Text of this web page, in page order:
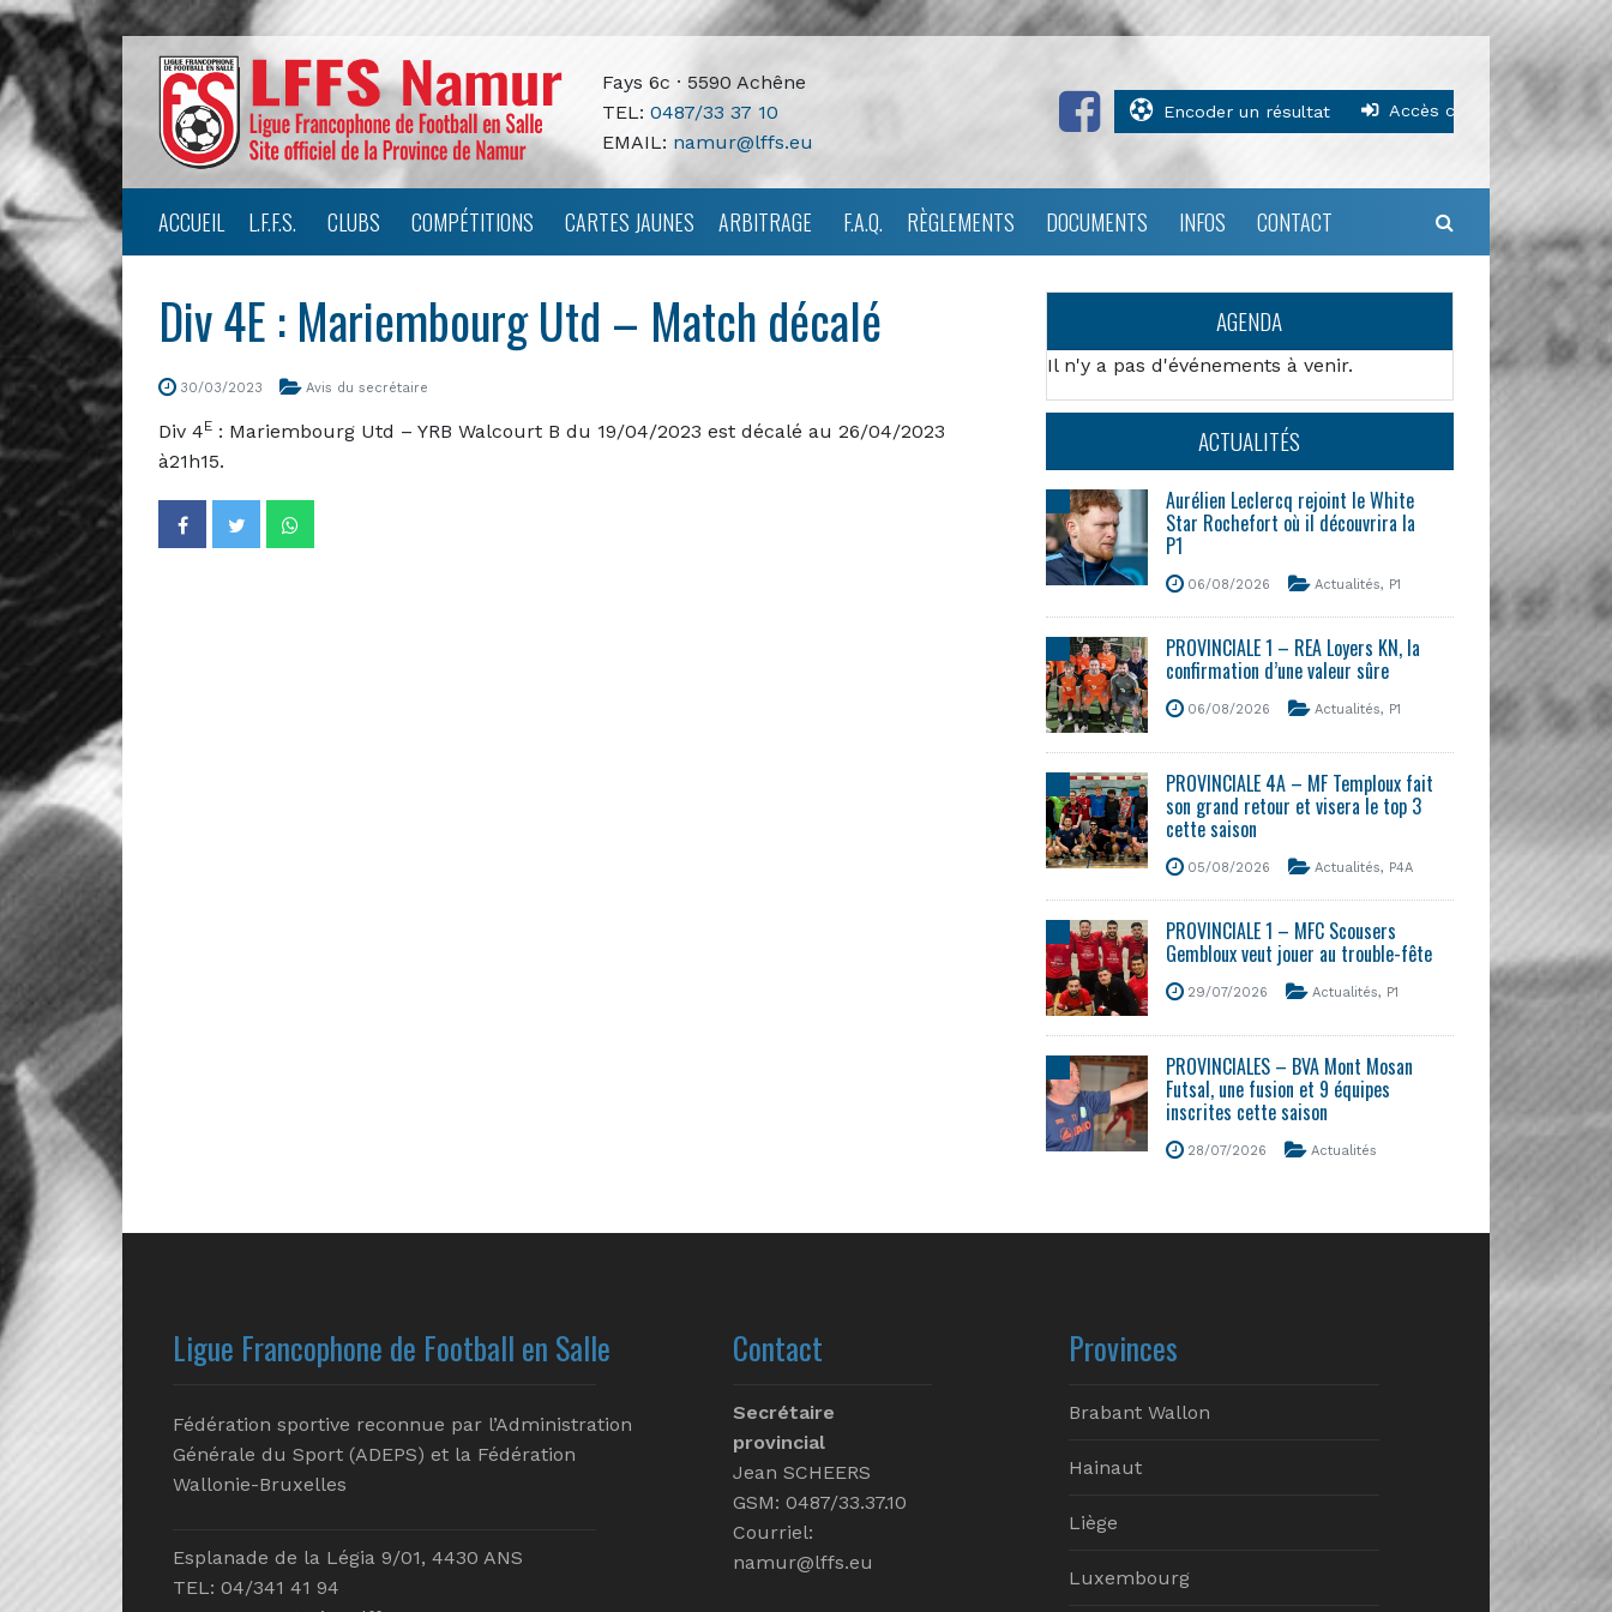
Fays 6c · 5590 Achêne
TEL: 0487/33 37 10
EMAIL: namur@lffs.eu
Encoder un résultat Accès clubs
ACCUEIL L.F.F.S. CLUBS COMPÉTITIONS CARTES JAUNES ARBITRAGE F.A.Q. RÈGLEMENTS DOCUMENTS INFOS CONTACT
Div 4E : Mariembourg Utd – Match décalé
30/03/2023 Avis du secrétaire
Div 4E : Mariembourg Utd – YRB Walcourt B du 19/04/2023 est décalé au 26/04/2023
à21h15.
AGENDA
Il n'y a pas d'événements à venir.
ACTUALITÉS
Aurélien Leclercq rejoint le White
Star Rochefort où il découvrira la
P1
06/08/2026 Actualités, P1
PROVINCIALE 1 – REA Loyers KN, la
confirmation d’une valeur sûre
06/08/2026 Actualités, P1
PROVINCIALE 4A – MF Temploux fait
son grand retour et visera le top 3
cette saison
05/08/2026 Actualités, P4A
PROVINCIALE 1 – MFC Scousers
Gembloux veut jouer au trouble-fête
29/07/2026 Actualités, P1
PROVINCIALES – BVA Mont Mosan
Futsal, une fusion et 9 équipes
inscrites cette saison
28/07/2026 Actualités
Ligue Francophone de Football en Salle
Fédération sportive reconnue par l’Administration
Générale du Sport (ADEPS) et la Fédération
Wallonie-Bruxelles
Esplanade de la Légia 9/01, 4430 ANS
TEL: 04/341 41 94
Contact
Secrétaire
provincial
Jean SCHEERS
GSM: 0487/33.37.10
Courriel:
namur@lffs.eu
Provinces
Brabant Wallon
Hainaut
Liège
Luxembourg